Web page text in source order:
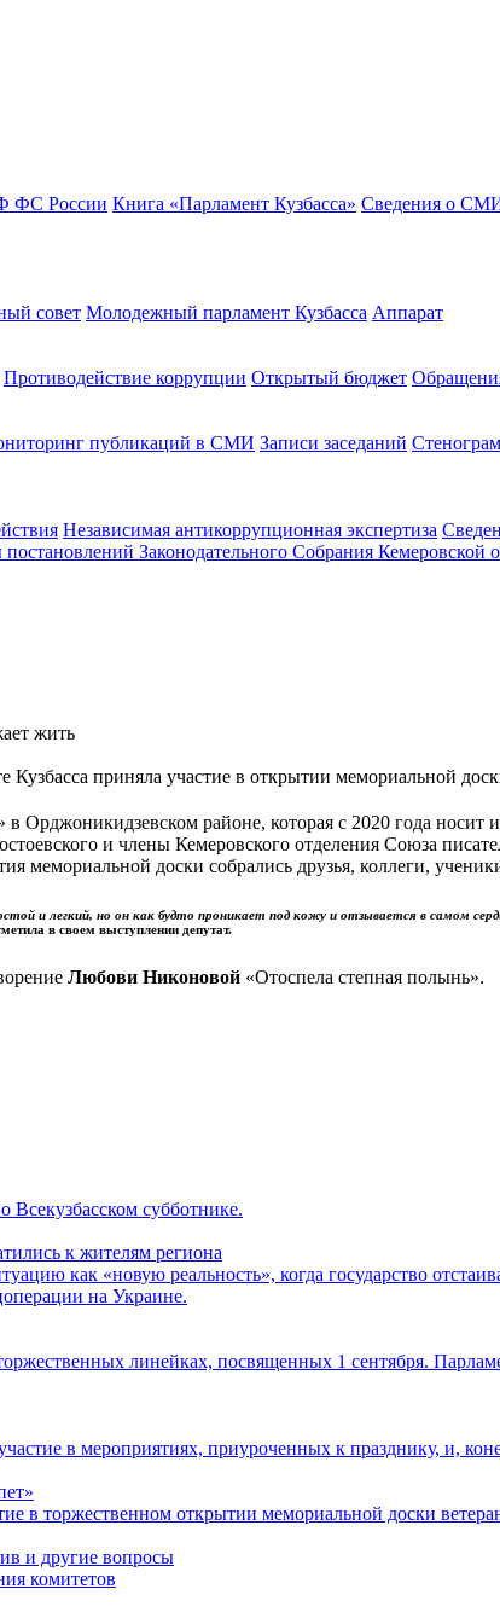
ФС России Книга «Парламент Кузбасса» Сведения о
совет Молодежный парламент Кузбасса Аппарат
Противодействие коррупции Открытый бюджет
публикаций в СМИ Записи заседаний
Независимая антикоррупционная экспертиза
Законодательного Собрания Кемеровской
жить
приняла участие в открытии мемориальной
в Орджоникидзевском районе, которая с 2020 года
и члены Кемеровского отделения Союза
мемориальной доски собрались друзья, коллеги,
и легкий, но он как будто проникает под кожу и отзывается в самом
в своем выступлении депутат.
Любови Никоновой «Отоспела степная полынь».
Всекузбасском субботнике.
к жителям региона
как «новую реальность», когда государство
на Украине.
линейках, посвященных 1 сентября.
в мероприятиях, приуроченных к празднику, и,
в торжественном открытии мемориальной доски
и другие вопросы
комитетов